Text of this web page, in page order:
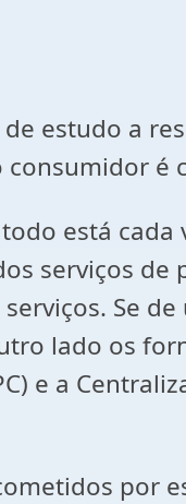
estudo a
é
está
serviços
Se
lado os
e a
por